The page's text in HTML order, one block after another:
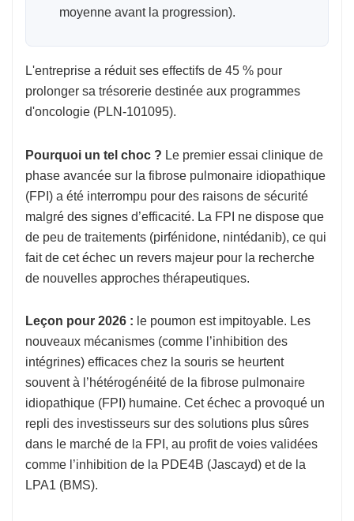
moyenne avant la progression).
L'entreprise a réduit ses effectifs de 45 % pour
prolonger sa trésorerie destinée aux programmes
d'oncologie (PLN-101095).
Pourquoi un tel choc ? Le premier essai clinique de
phase avancée sur la fibrose pulmonaire idiopathique
(FPI) a été interrompu pour des raisons de sécurité
malgré des signes d’efficacité. La FPI ne dispose que
de peu de traitements (pirfénidone, nintédanib), ce qui
fait de cet échec un revers majeur pour la recherche
de nouvelles approches thérapeutiques.
Leçon pour 2026 : le poumon est impitoyable. Les
nouveaux mécanismes (comme l’inhibition des
intégrines) efficaces chez la souris se heurtent
souvent à l’hétérogénéité de la fibrose pulmonaire
idiopathique (FPI) humaine. Cet échec a provoqué un
repli des investisseurs sur des solutions plus sûres
dans le marché de la FPI, au profit de voies validées
comme l’inhibition de la PDE4B (Jascayd) et de la
LPA1 (BMS).